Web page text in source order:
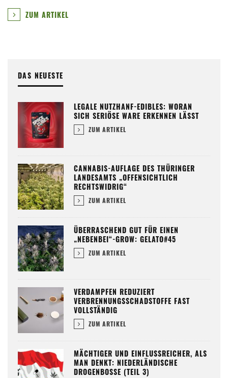
ZUM ARTIKEL
DAS NEUESTE
LEGALE NUTZHANF-EDIBLES: WORAN
SICH SERIÖSE WARE ERKENNEN LÄSST
ZUM ARTIKEL
CANNABIS-AUFLAGE DES THÜRINGER
LANDESAMTS „OFFENSICHTLICH
RECHTSWIDRIG“
ZUM ARTIKEL
ÜBERRASCHEND GUT FÜR EINEN
„NEBENBEI“-GROW: GELATO#45
ZUM ARTIKEL
VERDAMPFEN REDUZIERT
VERBRENNUNGSSCHADSTOFFE FAST
VOLLSTÄNDIG
ZUM ARTIKEL
MÄCHTIGER UND EINFLUSSREICHER, ALS
MAN DENKT: NIEDERLÄNDISCHE
DROGENBOSSE (TEIL 3)